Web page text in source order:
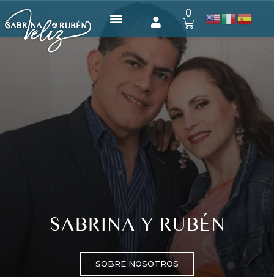
SABRINA Y RUBÉN
SOBRE NOSOTROS